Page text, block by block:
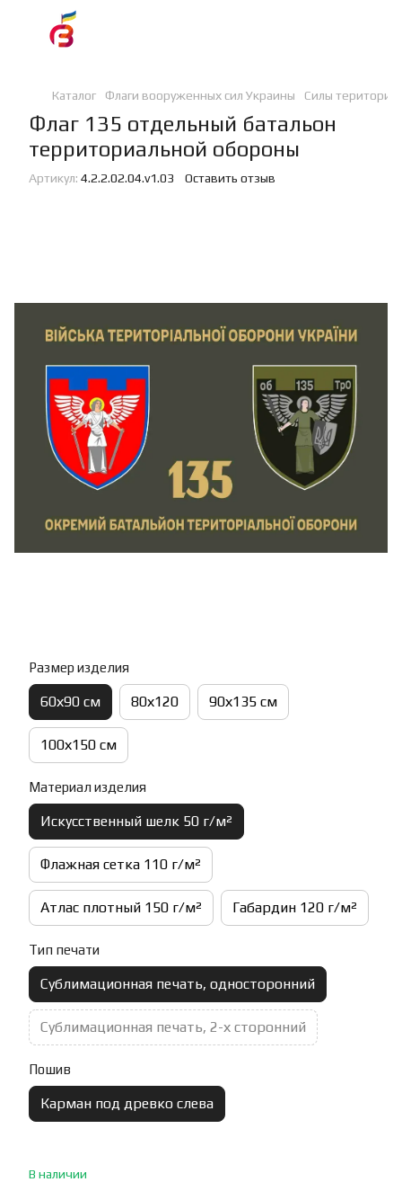
Каталог Флаги вооруженных сил Украины Силы
Флаг 135 отдельный батальон
территориальной обороны
Артикул: 4.2.2.02.04.v1.03 Оставить отзыв
Размер изделия
60х90 см 80х120 90х135 см
100х150 см
Материал изделия
Искусственный шелк 50 г/м²
Флажная сетка 110 г/м²
Атлас плотный 150 г/м² Габардин 120 г/м²
Тип печати
Сублимационная печать, односторонний
Сублимационная печать, 2-х сторонний
Пошив
Карман под древко слева
В наличии